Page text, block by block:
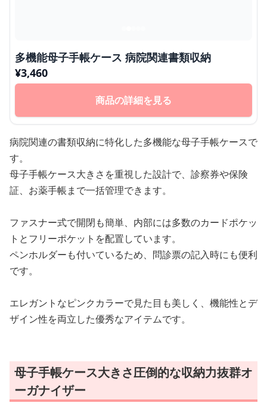
多機能母子手帳ケース 病院関連書類収納
¥3,460
商品の詳細を見る
病院関連の書類収納に特化した多機能な母子手帳ケースで
す。
母子手帳ケース大きさを重視した設計で、診察券や保険
証、お薬手帳まで一括管理できます。
ファスナー式で開閉も簡単、内部には多数のカードポケッ
トとフリーポケットを配置しています。
ペンホルダーも付いているため、問診票の記入時にも便利
です。
エレガントなピンクカラーで見た目も美しく、機能性とデ
ザイン性を両立した優秀なアイテムです。
母子手帳ケース大きさ圧倒的な収納力抜群オ
ーガナイザー